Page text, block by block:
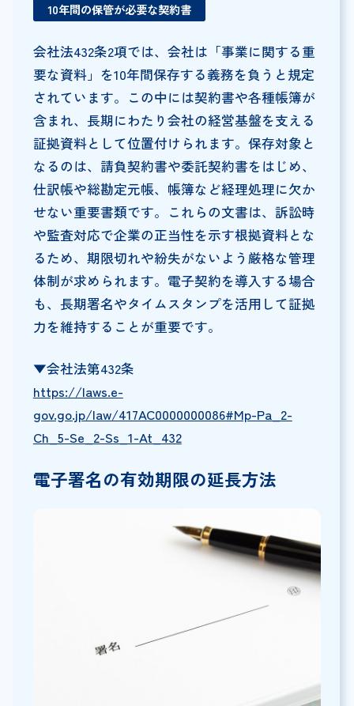
10年間の保管が必要な契約書
会社法432条2項では、会社は「事業に関する重
要な資料」を10年間保存する義務を負うと規定
されています。この中には契約書や各種帳簿が
含まれ、長期にわたり会社の経営基盤を支える
証拠資料として位置付けられます。保存対象と
なるのは、請負契約書や委託契約書をはじめ、
仕訳帳や総勘定元帳、帳簿など経理処理に欠か
せない重要書類です。これらの文書は、訴訟時
や監査対応で企業の正当性を示す根拠資料とな
るため、期限切れや紛失がないよう厳格な管理
体制が求められます。電子契約を導入する場合
も、長期署名やタイムスタンプを活用して証拠
力を維持することが重要です。
▼会社法第432条
https://laws.e-
gov.go.jp/law/417AC0000000086#Mp-Pa_2-
Ch_5-Se_2-Ss_1-At_432
電子署名の有効期限の延長方法